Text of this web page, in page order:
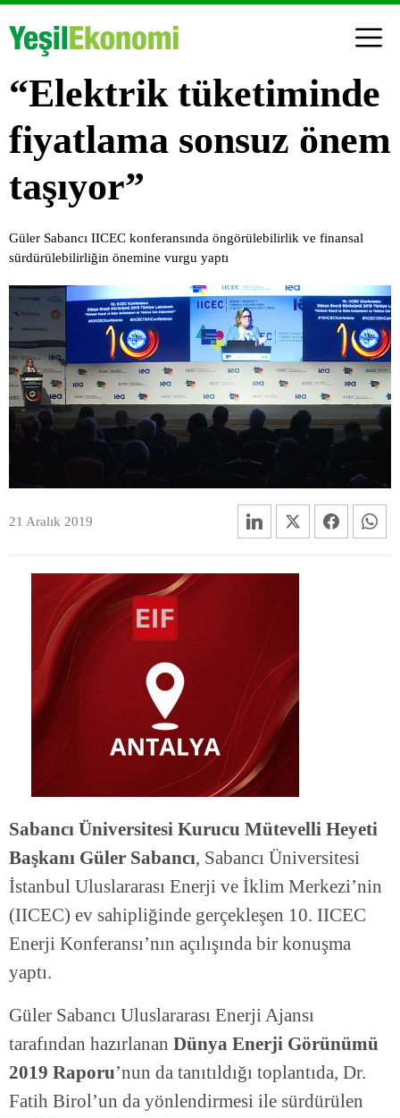
“Elektrik tüketiminde
fiyatlama sonsuz önem
taşıyor”
Güler Sabancı IICEC konferansında öngörülebilirlik ve finansal
sürdürülebilirliğin önemine vurgu yaptı
21 Aralık 2019
Sabancı Üniversitesi Kurucu Mütevelli Heyeti
Başkanı Güler Sabancı, Sabancı Üniversitesi
İstanbul Uluslararası Enerji ve İklim Merkezi’nin
(IICEC) ev sahipliğinde gerçekleşen 10. IICEC
Enerji Konferansı’nın açılışında bir konuşma
yaptı.
Güler Sabancı Uluslararası Enerji Ajansı
tarafından hazırlanan Dünya Enerji Görünümü
2019 Raporu’nun da tanıtıldığı toplantıda, Dr.
Fatih Birol’un da yönlendirmesi ile sürdürülen